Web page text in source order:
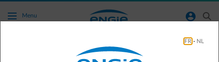
Accéder au contenu principal
Menu normal-account-circle search
Mon voucher ne fonctionne pas
FR - NL